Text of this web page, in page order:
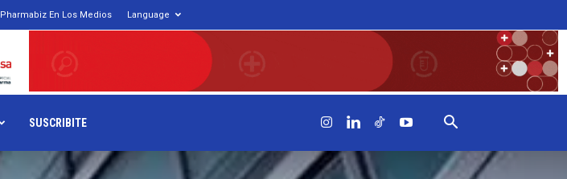
Pharmabiz En Los Medios Language
SUSCRIBITE